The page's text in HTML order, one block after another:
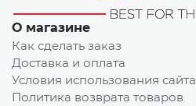
О магазине
Как сделать заказ
Доставка и оплата
Условия использования сайта
Политика возврата товаров